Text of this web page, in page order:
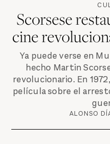
Scorsese
cine
Ya puede verse en
hecho Martin
revolucionario. En
película sobre el
ALONSO